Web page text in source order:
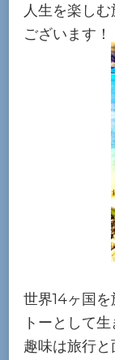
人生を楽し
ございます！
世界14ヶ国を
トーとして
趣味は旅行と